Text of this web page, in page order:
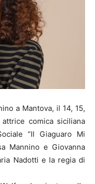
a Mantova, il 14, 15,
attrice comica siciliana
“Il Giaguaro Mi
Mannino e Giovanna
Nadotti e la regia di